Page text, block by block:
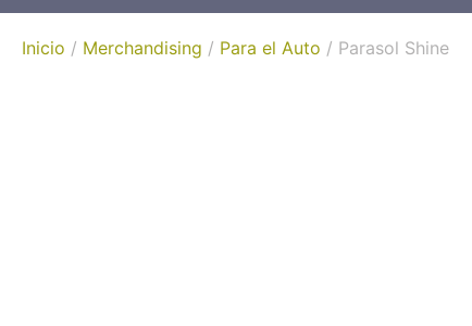
Inicio / Merchandising / Para el Auto / Parasol Shine